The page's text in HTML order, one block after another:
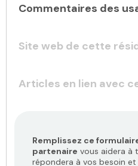
Commentaires des
Site web de cette
Articles en lien avec
Remplissez ce
partenaire vous aidera à
répondera à vos besoin